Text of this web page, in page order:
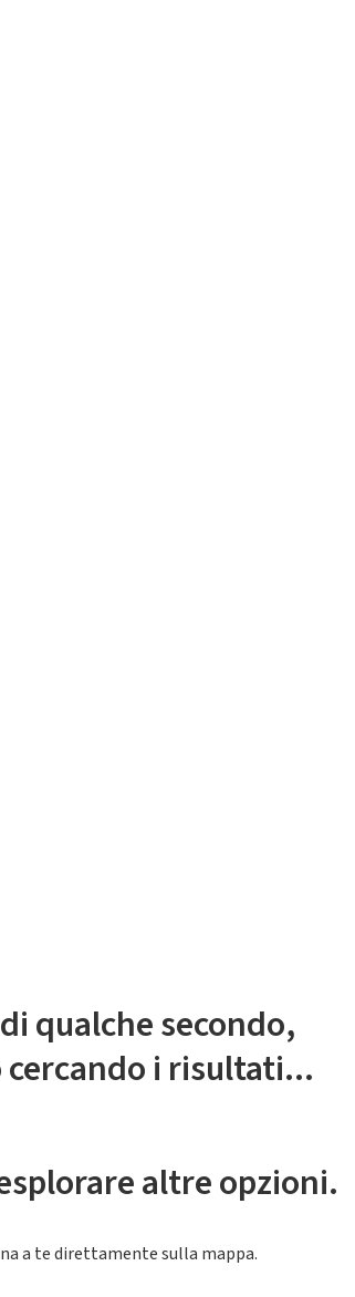
qualche secondo,
i risultati...
altre opzioni.
a te direttamente sulla mappa.